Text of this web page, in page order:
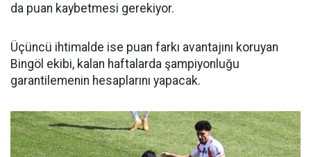
da puan kaybetmesi gerekiyor.
Üçüncü ihtimalde ise puan farkı avantajını koruyan
Bingöl ekibi, kalan haftalarda şampiyonluğu
garantilemenin hesaplarını yapacak.